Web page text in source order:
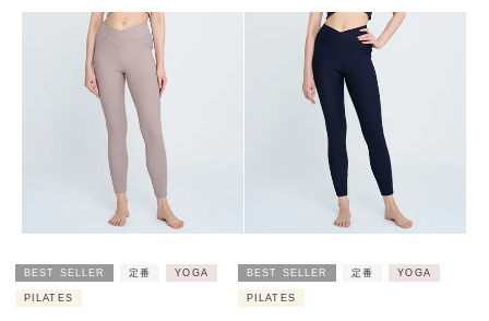
BEST SELLER 定番 YOGA
PILATES
BEST SELLER 定番 YOGA
PILATES